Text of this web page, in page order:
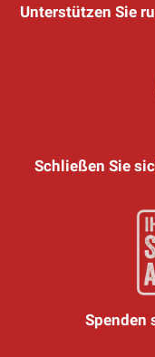
Unterstützen Sie
Schließen Sie
Spenden